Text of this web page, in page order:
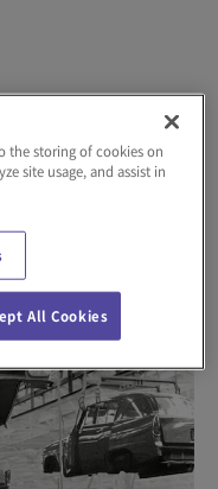
the storing of cookies on
site usage, and assist in
All Cookies